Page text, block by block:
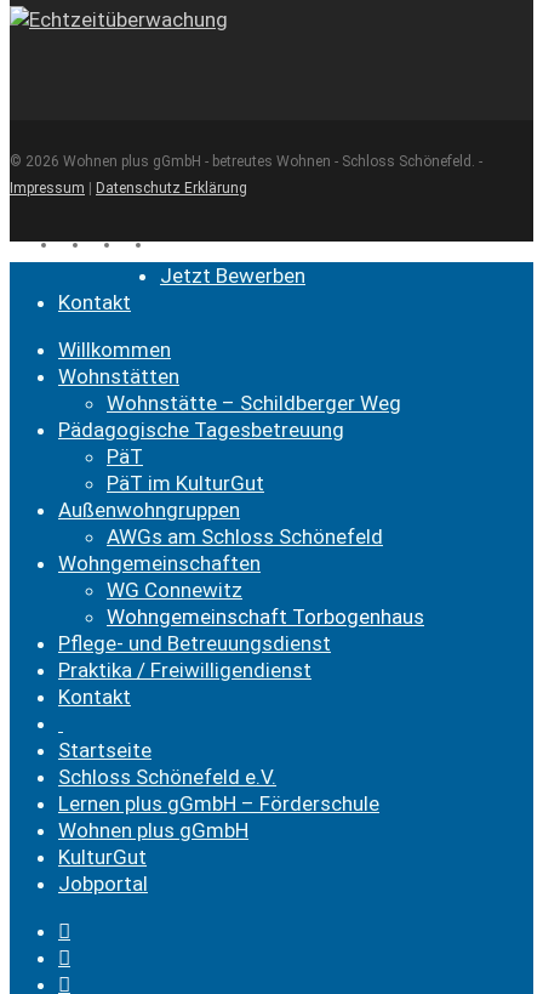
© 2026 Wohnen plus gGmbH - betreutes Wohnen - Schloss Schönefeld. -
Impressum
Datenschutz Erklärung
facebookyoutubeinstagram
email
Close
Jetzt Bewerben
Kontakt
Willkommen
Wohnstätten
Wohnstätte – Schildberger Weg
Pädagogische Tagesbetreuung
PäT
PäT im KulturGut
Außenwohngruppen
AWGs am Schloss Schönefeld
Wohngemeinschaften
WG Connewitz
Wohngemeinschaft Torbogenhaus
Pflege- und Betreuungsdienst
Praktika / Freiwilligendienst
Kontakt
Startseite
Schloss Schönefeld e.V.
Lernen plus gGmbH – Förderschule
Wohnen plus gGmbH
KulturGut
Jobportal